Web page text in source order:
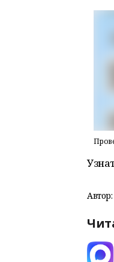
Автор: